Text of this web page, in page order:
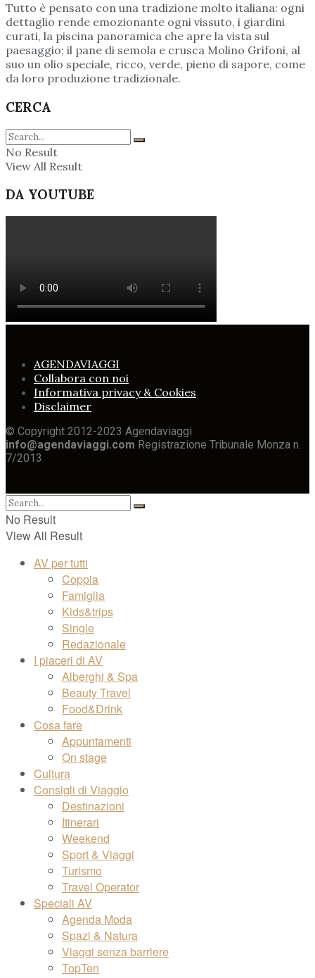
Tutto è pensato con una tradizione molto italiana: ogni
dettaglio rende emozionante ogni vissuto, i giardini
curati, la piscina panoramica che apre la vista sul
paesaggio; il pane di semola e crusca Molino Grifoni, al
suo un olio speciale, ricco, verde, pieno di sapore, come
da loro produzione tradizionale.
CERCA
No Result
View All Result
DA YOUTUBE
AGENDAVIAGGI
Collabora con noi
Informativa privacy & Cookies
Disclaimer
© Copyright 2012-2023 Agendaviaggi
info@agendaviaggi.com Registrazione Tribunale Monza n.
7/2013
No Result
View All Result
AV per tutti
Coppia
Famiglia
Kids&trips
Single
Redazionale
I piaceri di AV
Alberghi & Spa
Beauty Travel
Food&Drink
Cosa fare
Appuntamenti
On stage
Cultura
Consigli di Viaggio
Destinazioni
Itinerari
Weekend
Sport & Viaggi
Turismo
Travel Operator
Speciali AV
Agenda Moda
Spazi & Natura
Viaggi senza barriere
TopTen